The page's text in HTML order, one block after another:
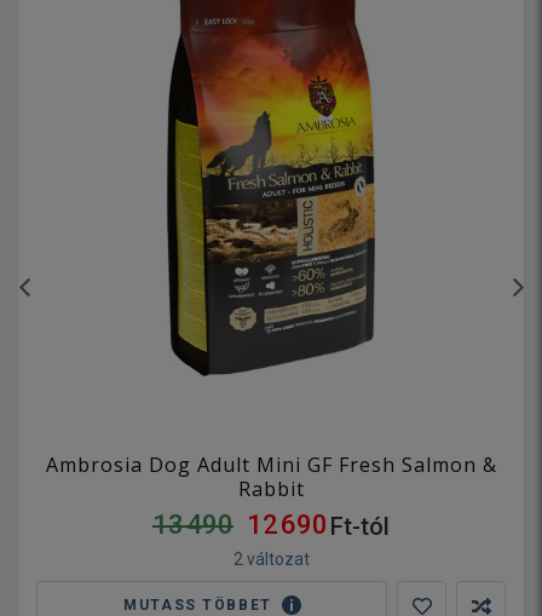
Ambrosia Dog Adult Mini GF Fresh Salmon &
Rabbit
13 490 12 690 Ft-tól
2 változat
MUTASS TÖBBET